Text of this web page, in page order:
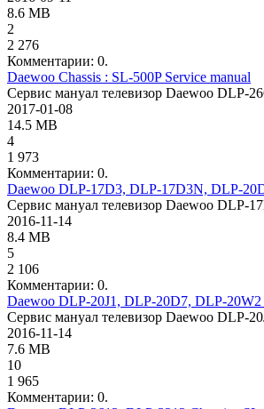
8.6 MB
2
2 276
Комментарии: 0.
Daewoo Chassis : SL-500P Service manual
Сервис мануал телевизор Daewoo
2017-01-08
14.5 MB
4
1 973
Комментарии: 0.
Daewoo DLP-17D3, DLP-17D3N, DLP-
Сервис мануал телевизор Daewoo
2016-11-14
8.4 MB
5
2 106
Комментарии: 0.
Daewoo DLP-20J1, DLP-20D7, DLP-20W2
Сервис мануал телевизор Daewoo DLP-
2016-11-14
7.6 MB
10
1 965
Комментарии: 0.